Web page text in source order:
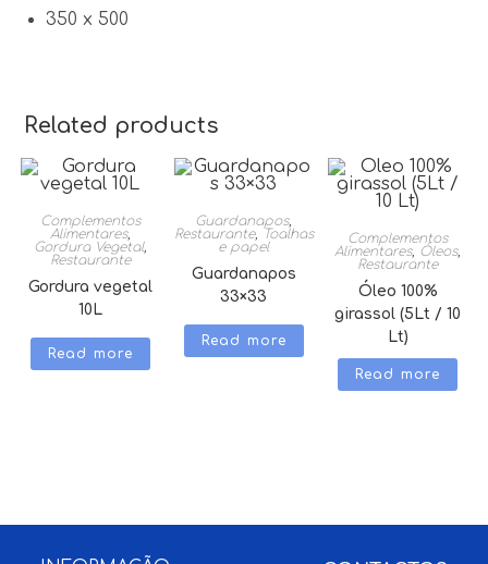
350 x 500
Related products
Complementos
Alimentares,
Gordura Vegetal,
Restaurante
Gordura vegetal
10L
Read more
Guardanapos,
Restaurante, Toalhas
e papel
Guardanapos
33×33
Read more
Complementos
Alimentares, Óleos,
Restaurante
Óleo 100%
girassol (5Lt / 10
Lt)
Read more